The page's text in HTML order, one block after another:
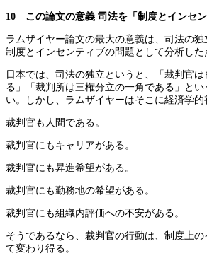
10 この論文の意義 司法を「制度とインセ
ラムザイヤー論文の最大の意義は、司法の独
制度とインセンティブの問題として分析した
日本では、司法の独立というと、「裁判官
る」「裁判所は三権分立の一角である」と
い。しかし、ラムザイヤーはそこに経済学的
裁判官も人間である。
裁判官にもキャリアがある。
裁判官にも昇進希望がある。
裁判官にも勤務地の希望がある。
裁判官にも組織内評価への不安がある。
そうであるなら、裁判官の行動は、制度上
て変わり得る。